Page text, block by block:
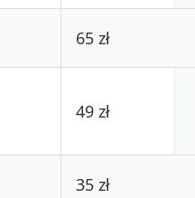
65 zł
49 zł
35 zł